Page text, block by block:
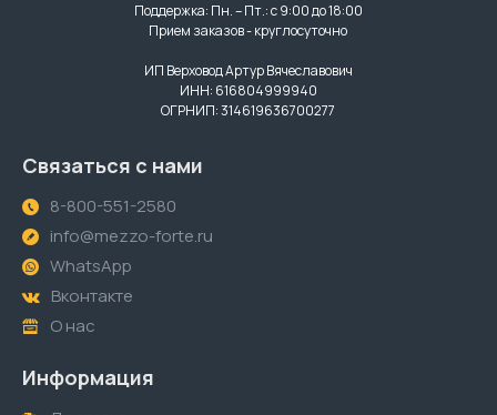
Поддержка: Пн. – Пт.: с 9:00 до 18:00
Прием заказов - круглосуточно
ИП Верховод Артур Вячеславович
ИНН: 616804999940
ОГРНИП: 314619636700277
Связаться с нами
8-800-551-2580
info@mezzo-forte.ru
WhatsApp
Вконтакте
О нас
Информация